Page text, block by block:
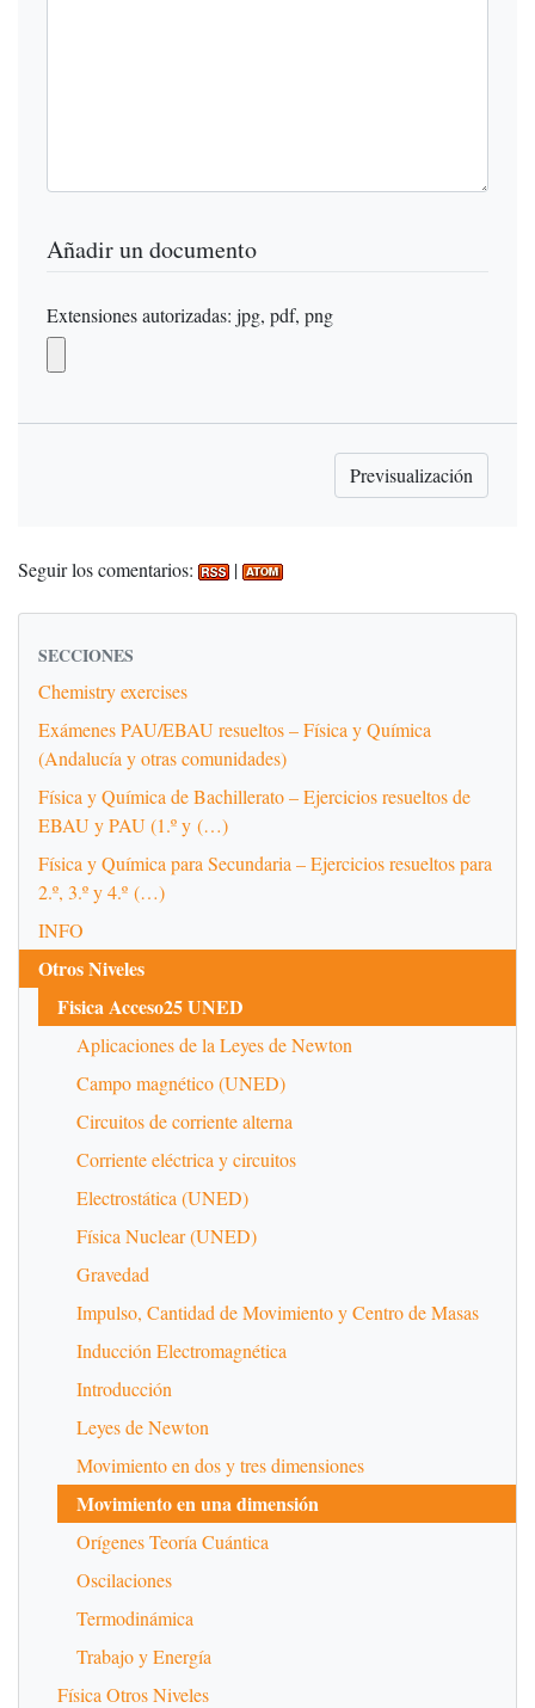
Añadir un documento
Extensiones autorizadas: jpg, pdf, png
Seguir los comentarios: |
SECCIONES
Chemistry exercises
Exámenes PAU/EBAU resueltos – Física y Química
(Andalucía y otras comunidades)
Física y Química de Bachillerato – Ejercicios resueltos de
EBAU y PAU (1.º y (…)
Física y Química para Secundaria – Ejercicios resueltos para
2.º, 3.º y 4.º (…)
INFO
Otros Niveles
Fisica Acceso25 UNED
Aplicaciones de la Leyes de Newton
Campo magnético (UNED)
Circuitos de corriente alterna
Corriente eléctrica y circuitos
Electrostática (UNED)
Física Nuclear (UNED)
Gravedad
Impulso, Cantidad de Movimiento y Centro de Masas
Inducción Electromagnética
Introducción
Leyes de Newton
Movimiento en dos y tres dimensiones
Movimiento en una dimensión
Orígenes Teoría Cuántica
Oscilaciones
Termodinámica
Trabajo y Energía
Física Otros Niveles